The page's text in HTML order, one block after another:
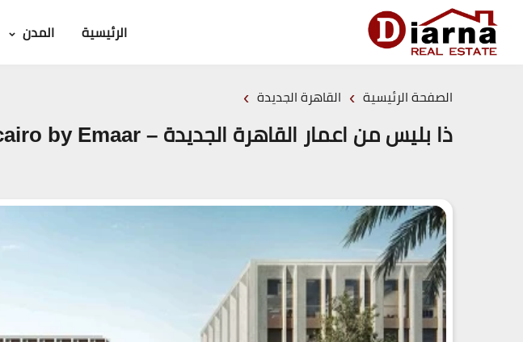
الرئيسية المدن
الصفحة الرئيسية › القاهرة الجديدة ›
ذا بليس من اعمار القاهرة الجديدة – The Place New cairo by Emaar